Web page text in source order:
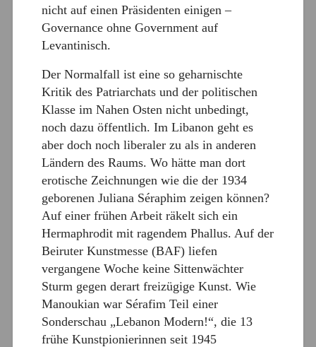
nicht auf einen Präsidenten einigen –
Governance ohne Government auf
Levantinisch.
Der Normalfall ist eine so geharnischte
Kritik des Patriarchats und der politischen
Klasse im Nahen Osten nicht unbedingt,
noch dazu öffentlich. Im Libanon geht es
aber doch noch liberaler zu als in anderen
Ländern des Raums. Wo hätte man dort
erotische Zeichnungen wie die der 1934
geborenen Juliana Séraphim zeigen können?
Auf einer frühen Arbeit räkelt sich ein
Hermaphrodit mit ragendem Phallus. Auf der
Beiruter Kunstmesse (BAF) liefen
vergangene Woche keine Sittenwächter
Sturm gegen derart freizügige Kunst. Wie
Manoukian war Sérafim Teil einer
Sonderschau „Lebanon Modern!“, die 13
frühe Kunstpionierinnen seit 1945